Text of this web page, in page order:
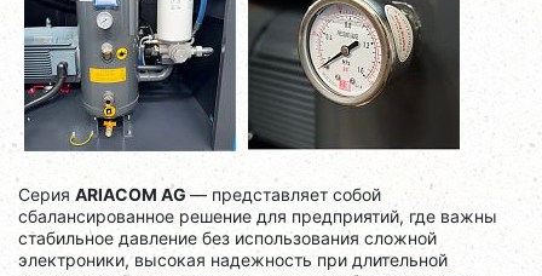
Серия ARIACOM AG— представляет собой
сбалансированное решение для предприятий, где важны
стабильное давление без использования сложной
электроники, высокая надежность при длительной